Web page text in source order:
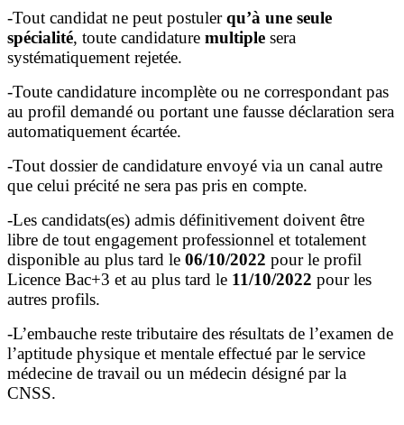
-Tout candidat ne peut postulerqu’à une seule
spécialité, toute candidature multiple sera
systématiquement rejetée.
-Toute candidature incomplète ou ne correspondant pas
au profil demandé ou portant une fausse déclaration sera
automatiquement écartée.
-Tout dossier de candidature envoyé via un canal autre
que celui précité ne sera pas pris en compte.
-Les candidats(es) admis définitivement doivent être
libre de tout engagement professionnel et totalement
disponible au plus tard le 06/10/2022 pour le profil
Licence Bac+3 et au plus tard le 11/10/2022 pour les
autres profils.
-L’embauche reste tributaire des résultats de l’examen de
l’aptitude physique et mentale effectué par le service
médecine de travail ou un médecin désigné par la
CNSS.